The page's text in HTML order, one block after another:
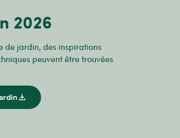
2026
de jardin, des inspirations
peuvent être trouvées
download